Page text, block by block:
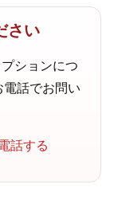
さい
ションにつ
話でお問い
話する